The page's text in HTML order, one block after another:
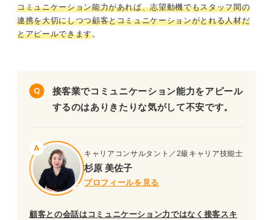
コミュニケーション能力があれば、志望動機でもスタッフ間の
連携を大切にしつつ顧客とコミュニケーションがとれる人材だ
とアピールできます。
接客業でコミュニケーション能力をアピール
するのはありきたりな気がして不安です。
キャリアコンサルタント／2級キャリア技能士
杉原 美佐子
プロフィールを見る
顧客との会話はコミュニケーション力ではなく接客スキ